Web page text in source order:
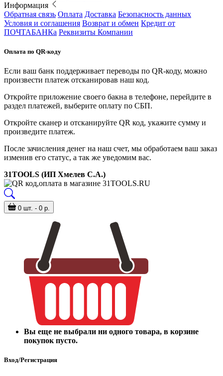
Информация
Обратная связь Оплата Доставка Безопасность данных
Условия и соглашения Возврат и обмен Кредит от
ПОЧТАБАНКа Реквизиты Компании
Оплата по QR-коду
Если ваш банк поддерживает переводы по QR-коду, можно
произвести платеж отсканировав наш код.
Откройте приложение своего бакна в телефоне, перейдите в
раздел платежей, выберите оплату по СБП.
Откройте сканер и отсканируйте QR код, укажите сумму и
произведите платеж.
После зачисления денег на наш счет, мы обработаем ваш заказ
изменив его статус, а так же уведомим вас.
31TOOLS (ИП Хмелев С.А.)
0 шт. - 0 р.
Вы еще не выбрали ни одного товара, в корзине
покупок пусто.
Вход/Регистрация